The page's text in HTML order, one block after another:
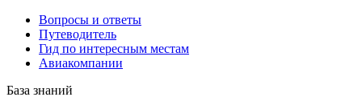
Вопросы и ответы
Путеводитель
Гид по интересным местам
Авиакомпании
База знаний